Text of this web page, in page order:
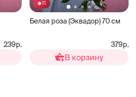
239р.
11
Белая роза (Эквадор) 70 см
379р.
В корзину